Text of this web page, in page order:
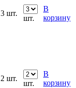
3 шт.
шт.
В
корзину
2 шт.
шт.
В
корзину